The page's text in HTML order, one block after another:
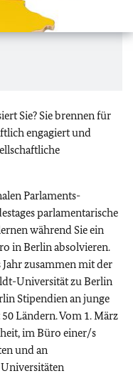
Sie? Sie brennen für
engagiert und
Parlaments-
parlamentarische
während Sie ein
in Berlin absolvieren.
zusammen mit der
Universität zu Berlin
Stipendien an junge
Ländern. Vom 1. März
im Büro einer/s
und an